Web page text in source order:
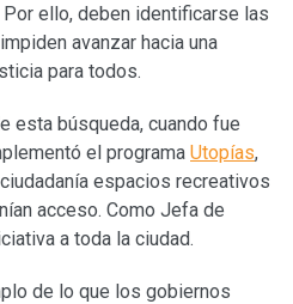
Por ello, deben identificarse las
avanzar hacia una
para todos.
esta búsqueda, cuando fue
el programa Utopías,
espacios recreativos
acceso. Como Jefa de
a toda la ciudad.
de lo que los gobiernos